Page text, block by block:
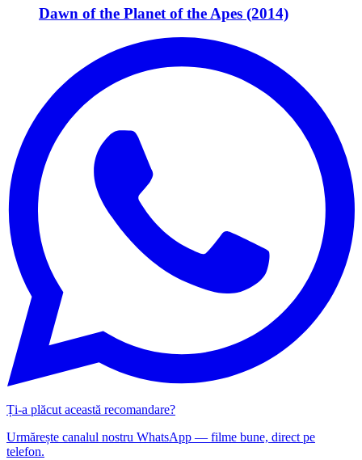
Dawn of the Planet of the Apes (2014)
Ți-a plăcut această recomandare?
Urmărește canalul nostru WhatsApp — filme bune, direct pe
telefon.